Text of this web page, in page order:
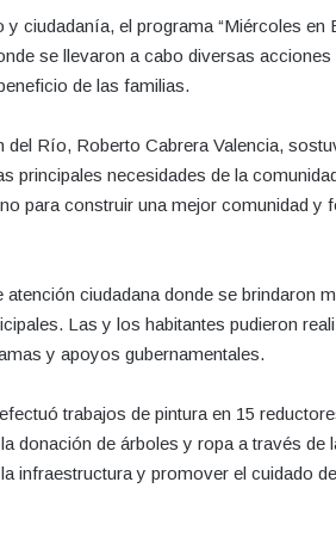
ciudadanía, el programa “Miércoles en
se llevaron a cabo diversas
de las familias.
del Río, Roberto Cabrera Valencia,
principales necesidades de la
para construir una mejor comunidad y
ciudadana donde se brindaron
Las y los habitantes pudieron
y apoyos gubernamentales.
trabajos de pintura en 15
donación de árboles y ropa a través de
infraestructura y promover el cuidado